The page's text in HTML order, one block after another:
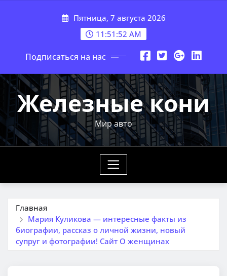
Пятница, 7 августа 2026
11:51:53 AM
Подписаться на нас
Железные кони
Мир авто
Главная
Мария Куликова — интересные факты из
биографии, рассказ о личной жизни, новый
супруг и фотографии! Сайт О женщинах